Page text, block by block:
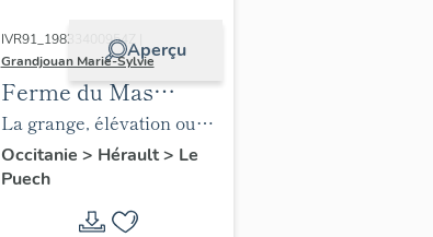
Aperçu
IVR91_19833400954Z |
Grandjouan Marie-Sylvie
Ferme du Mas
Caudou
La grange, élévation ouest
et ancienne aire à battre.
Occitanie > Hérault> Le
Puech